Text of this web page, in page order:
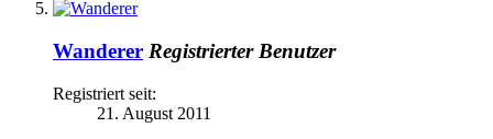
Wanderer Registrierter Benutzer
Registriert seit:
21. August 2011